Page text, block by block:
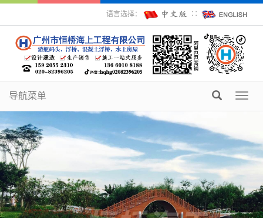
语言选择： ∷
导航菜单